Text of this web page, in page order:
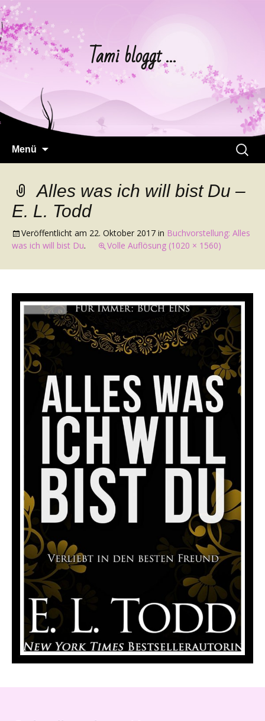
Tami bloggt …
Menü
Suchen
nach:
Alles was ich will bist Du –
E. L. Todd
Veröffentlicht am 22. Oktober 2017 in Buchvorstellung: Alles
was ich will bist Du. Volle Auflösung (1020 × 1560)